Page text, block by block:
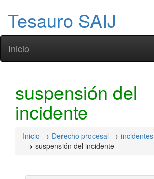
Tesauro SAIJ
Inicio
suspensión del
incidente
Inicio Derecho procesal
incidentes
suspensión del incidente